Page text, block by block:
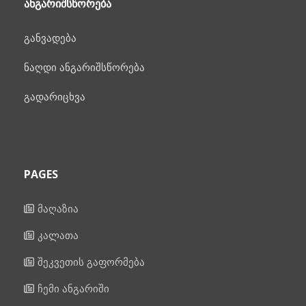
ᲐᲜᲒᲐᲠᲘᲨᲡᲬᲝᲠᲔᲑᲐ
განვადება
ნაღდი ანგარიშსწორება
გადარიცხვა
PAGES
მაღაზია
კალათა
შეკვეთის გაფორმება
ჩემი ანგარიში